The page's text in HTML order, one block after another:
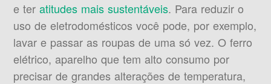
e teratitudes mais sustentáveis. Para reduzir o
uso de eletrodomésticos você pode, por exemplo,
lavar e passar as roupas de uma só vez. O ferro
elétrico, aparelho que tem alto consumo por
precisar de grandes alterações de temperatura,